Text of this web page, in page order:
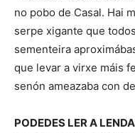
no pobo de Casal. Hai
serpe xigante que
sementeira
que levar a virxe máis
senón ameazaba con
PODEDES LER A